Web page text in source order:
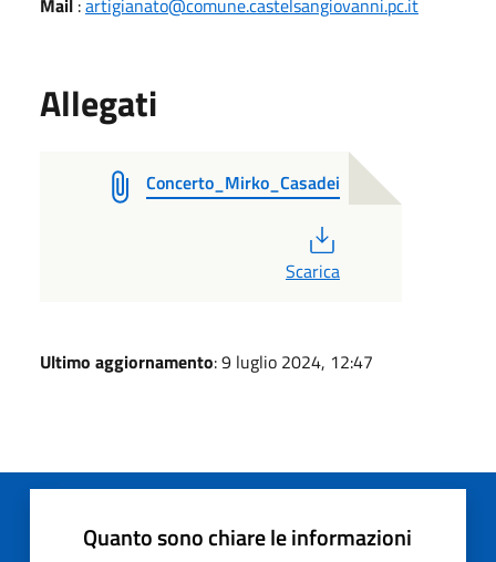
Allegati
Concerto_Mirko_Casadei
Scarica
Ultimo aggiornamento: 9 luglio 2024, 12:47
Quanto sono chiare le informazioni